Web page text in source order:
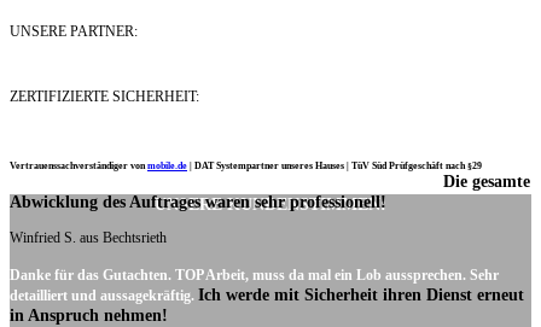
UNSERE PARTNER:
ZERTIFIZIERTE SICHERHEIT:
Vertrauenssachverständiger vonmobile.de DAT Systempartner unseres Hauses | TüV Süd Prüfgeschäft nach §29
UNSERE KUNDENSTIMMEN:
Die gesamte
Abwicklung des Auftrages waren sehr professionell!
Winfried S. aus Bechtsrieth
Danke für das Gutachten. TOP Arbeit, muss da mal ein Lob aussprechen. Sehr
detailliert und aussagekräftig. Ich werde mit Sicherheit ihren Dienst erneut
in Anspruch nehmen!